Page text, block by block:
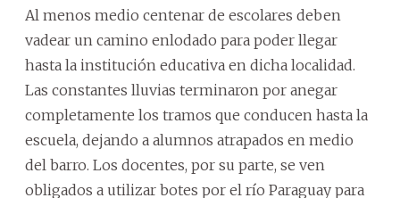
Al menos medio centenar de escolares deben
vadear un camino enlodado para poder llegar
hasta la institución educativa en dicha localidad.
Las constantes lluvias terminaron por anegar
completamente los tramos que conducen hasta la
escuela, dejando a alumnos atrapados en medio
del barro. Los docentes, por su parte, se ven
obligados a utilizar botes por el río Paraguay para